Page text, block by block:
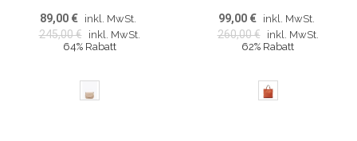
89,00 € inkl. MwSt.
245,00 €
inkl. MwSt.
64% Rabatt
99,00 € inkl. MwSt.
260,00 €
inkl. MwSt.
62% Rabatt